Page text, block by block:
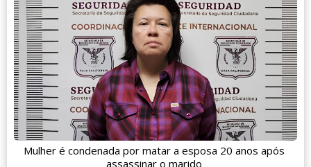
Mulher é condenada por matar a esposa 20 anos após
assassinar o marido